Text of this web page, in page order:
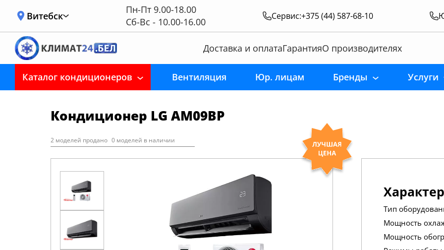
Витебск
Пн-Пт 9.00-18.00
Сб-Вс - 10.00-16.00
Сервис:+375 (44) 587-68-10
Доставка и оплатаГарантияО производителях
Каталог кондиционеров Вентиляция Юр. лицам Бренды Услуги
Кондиционер LG AM09BP
2 моделей продано 0 моделей в наличии
Тип
Мощность
Мощность